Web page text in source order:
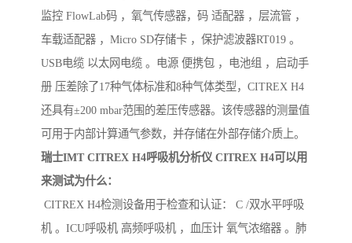
监控 FlowLab码 ，氧气传感器，码 适配器 ，层流管 ，
车载适配器 ，Micro SD存储卡 ，保护滤波器RT019 。
USB电缆 以太网电缆 。电源 便携包 ，电池组 ，启动手
册 压差除了17种气体标准和8种气体类型，CITREX H4
还具有±200 mbar范围的差压传感器。该传感器的测量值
可用于内部计算通气参数，并存储在外部存储介质上。
瑞士IMT CITREX H4呼吸机分析仪 CITREX H4可以用
来测试为什么：
CITREX H4检测设备用于检查和认证： C /双水平呼吸
机 。ICU呼吸机 高频呼吸机 ，血压计 氧气浓缩器 。肺